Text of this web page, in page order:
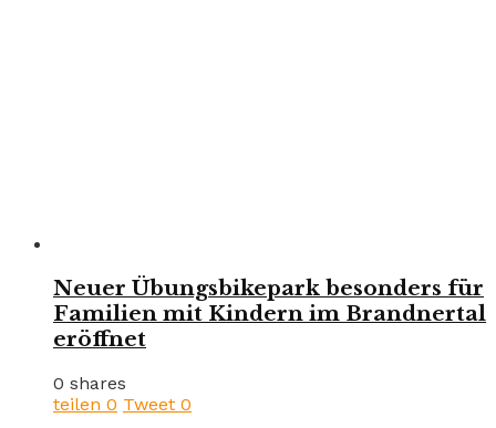
Neuer Übungsbikepark besonders für
Familien mit Kindern im Brandnertal
eröffnet
0 shares
teilen 0 Tweet 0